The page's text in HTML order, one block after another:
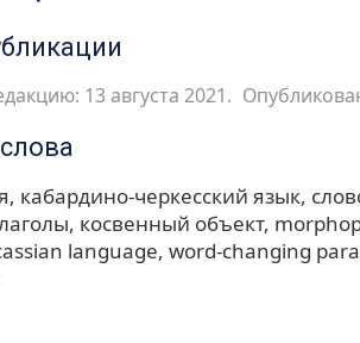
13 августа 2021.
кабардино-черкесский язык
косвенный объект
language word-changing